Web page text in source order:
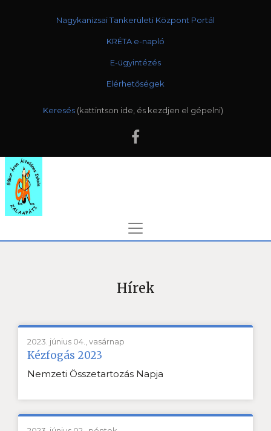
Nagykanizsai Tankerületi Központ Portál
KRÉTA e-napló
E-ügyintézés
Elérhetőségek
Keresés
Hírek
2023. június 04., vasárnap
Kézfogás 2023
Nemzeti Összetartozás Napja